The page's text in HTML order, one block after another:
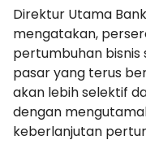
Direktur Utama
mengatakan,
pertumbuhan bisnis
pasar yang terus
akan lebih selektif
dengan
keberlanjutan